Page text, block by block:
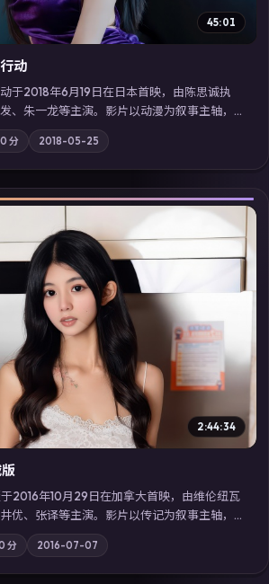
45:01
动
于2018年6月19日在日本首映，由陈思诚执
、朱一龙等主演。影片以动漫为叙事主轴，
实验事故后逐渐模糊；摄影与配乐强化地域
「国产免费观看高清电视剧在线看」延展检
畅享高清在线追剧体验。
分 2018-05-25
▶
2:44:34
于2016年10月29日在加拿大首映，由维伦纽瓦
优、张译等主演。影片以传记为叙事主轴，
计时结束前做出抉择；摄影与配乐强化地域
「国产免费观看高清电视剧在线看」延展检
畅享高清在线追剧体验。
分 2016-07-07